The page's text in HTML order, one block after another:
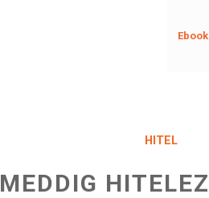
Ebook
HITEL